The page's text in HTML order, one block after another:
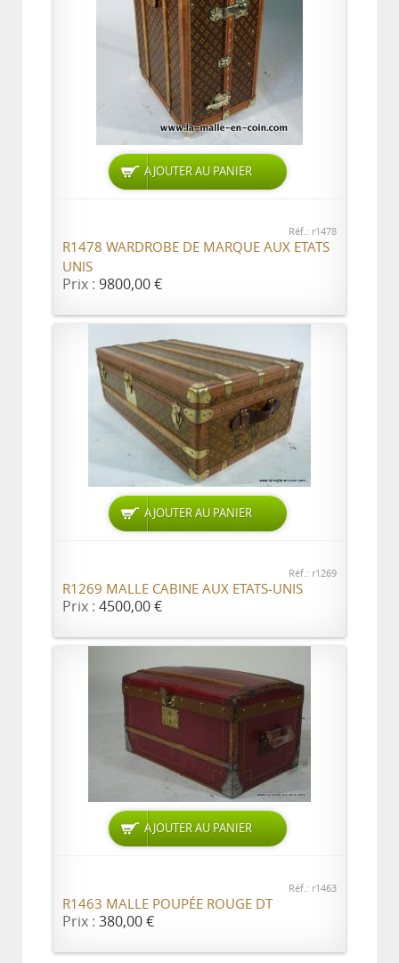
AJOUTER AU PANIER
Réf.: r1478
R1478 WARDROBE DE MARQUE AUX ETATS
UNIS
Prix : 9800,00 €
AJOUTER AU PANIER
Réf.: r1269
R1269 MALLE CABINE AUX ETATS-UNIS
Prix : 4500,00 €
AJOUTER AU PANIER
Réf.: r1463
R1463 MALLE POUPÉE ROUGE DT
Prix : 380,00 €